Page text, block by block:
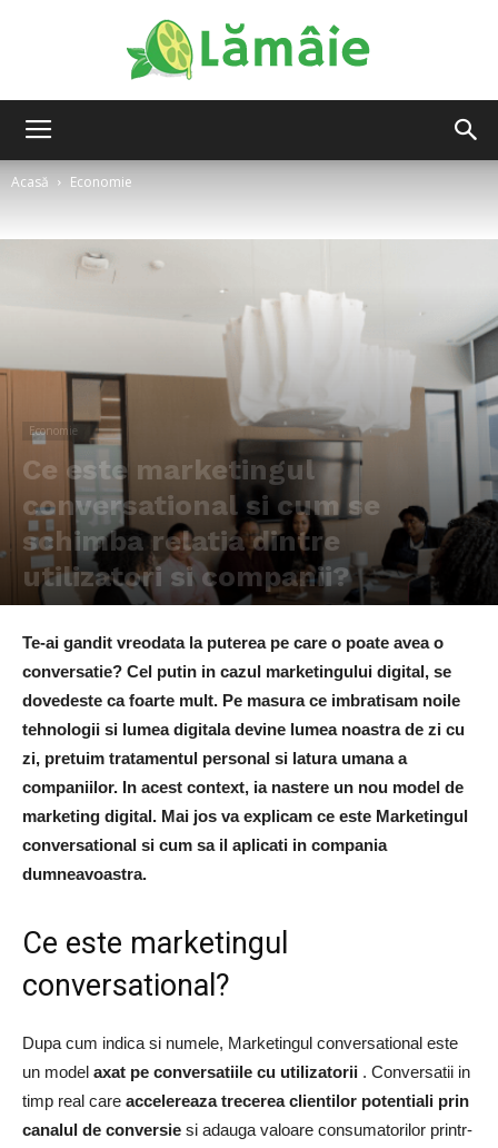
Acasă Economie
Economie
Ce este marketingul
conversational si cum se
schimba relatia dintre
utilizatori si companii?
157 0
Te-ai gandit vreodata la puterea pe care o poate avea o
conversatie? Cel putin in cazul marketingului digital, se
dovedeste ca foarte mult. Pe masura ce imbratisam noile
tehnologii si lumea digitala devine lumea noastra de zi cu
zi, pretuim tratamentul personal si latura umana a
companiilor. In acest context, ia nastere un nou model de
marketing digital. Mai jos va explicam ce este Marketingul
conversational si cum sa il aplicati in compania
dumneavoastra.
Ce este marketingul
conversational?
Dupa cum indica si numele, Marketingul conversational este
un model axat pe conversatiile cu utilizatorii . Conversatii in
timp real care accelereaza trecerea clientilor potentiali prin
canalul de conversie si adauga valoare consumatorilor printr-